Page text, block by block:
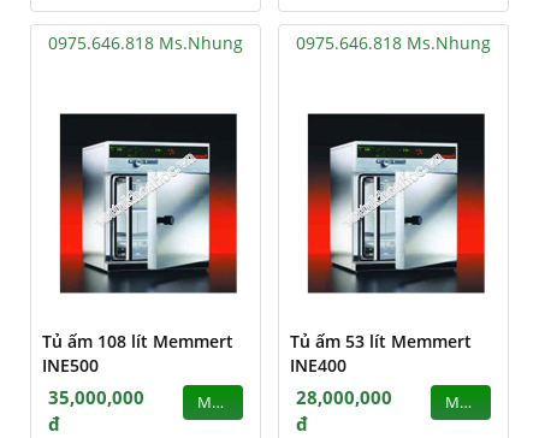
0975.646.818 Ms.Nhung
Tủ ấm 108 lít Memmert
INE500
35,000,000
đ
MUA
0975.646.818 Ms.Nhung
Tủ ấm 53 lít Memmert
INE400
28,000,000
đ
MUA